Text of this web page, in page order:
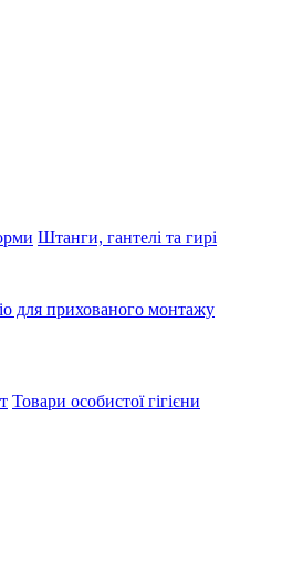
Штанги, гантелі та гирі
для прихованого монтажу
Товари особистої гігієни